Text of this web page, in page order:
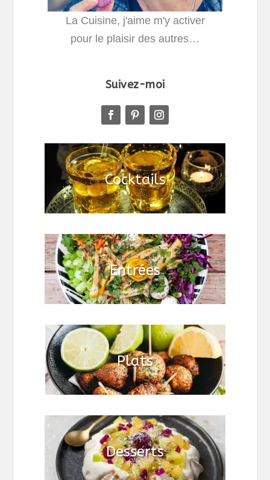
La Cuisine, j'aime m'y activer
pour le plaisir des autres…
Suivez-moi